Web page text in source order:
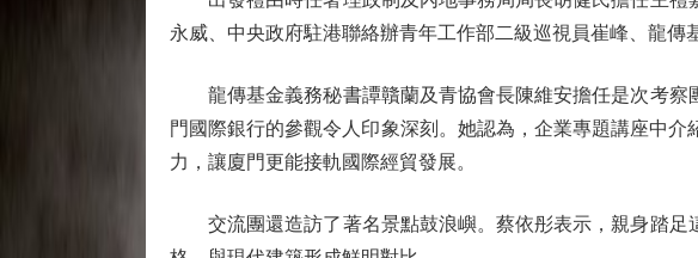
永威、中央政府駐港聯絡辦青年工作部二級巡視員崔峰、龍傳
龍傳基金義務秘書譚贛蘭及青協會長陳維安擔任是次考察
門國際銀行的參觀令人印象深刻。她認為，企業專題講座中
力，讓廈門更能接軌國際經貿發展。
交流團還造訪了著名景點鼓浪嶼。蔡依彤表示，親身踏足